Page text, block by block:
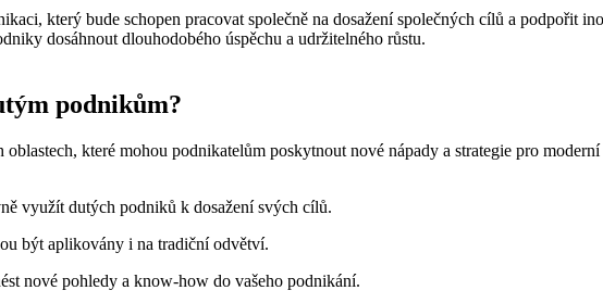
který bude schopen pracovat společně na dosažení společných cílů a podpořit
dosáhnout dlouhodobého úspěchu a udržitelného růstu.
podnikům?
které mohou podnikatelům poskytnout nové nápady a strategie pro
využít dutých podniků k dosažení svých cílů.
být aplikovány i na tradiční odvětví.
nové pohledy a know-how do vašeho podnikání.